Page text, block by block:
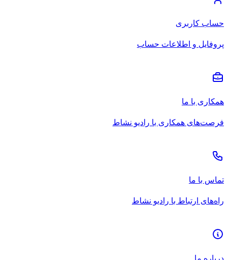
حساب کاربری
پروفایل و اطلاعات حساب
همکاری با ما
فرصت‌های همکاری با رادیو نشاط
تماس با ما
راه‌های ارتباط با رادیو نشاط
درباره ما